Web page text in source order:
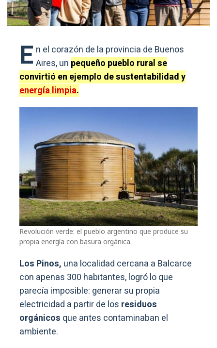
E n el corazón de la provincia de Buenos
Aires, un pequeño pueblo rural se
convirtió en ejemplo de sustentabilidad y
energía limpia.
Revolución verde: el pueblo argentino que produce su
propia energía con basura orgánica.
Los Pinos, una localidad cercana a Balcarce
con apenas 300 habitantes, logró lo que
parecía imposible: generar su propia
electricidad a partir de los residuos
orgánicos que antes contaminaban el
ambiente.